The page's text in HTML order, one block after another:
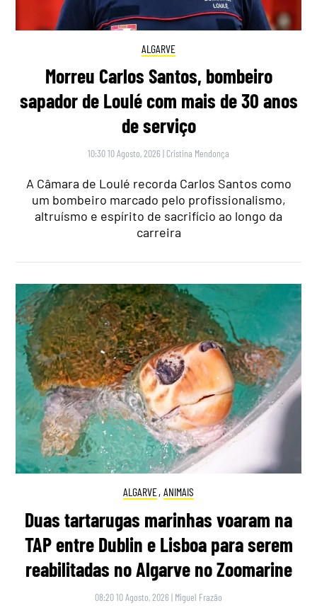
ALGARVE
Morreu Carlos Santos, bombeiro
sapador de Loulé com mais de 30 anos
de serviço
10:30 10 Agosto, 2026 | Cristina Mendonça
A Câmara de Loulé recorda Carlos Santos como
um bombeiro marcado pelo profissionalismo,
altruísmo e espírito de sacrifício ao longo da
carreira
ALGARVE, ANIMAIS
Duas tartarugas marinhas voaram na
TAP entre Dublin e Lisboa para serem
reabilitadas no Algarve no Zoomarine
08:20 10 Agosto, 2026 | Miguel Frazão